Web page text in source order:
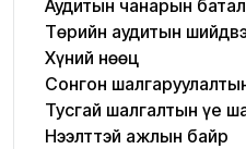
Аудитын чанарын
Төрийн аудитын
Хүний нөөц
Сонгон
Тусгай шалгалтын үе
Нээлттэй ажлын байр